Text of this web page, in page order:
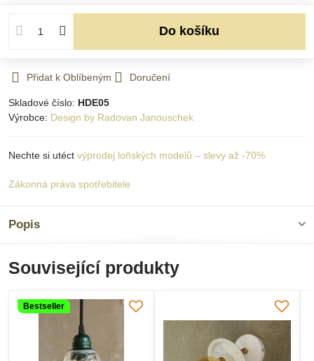
Do košíku
Přidat k Oblíbeným Doručení
Skladové číslo: HDE05
Výrobce: Design by Radovan Janouschek
Nechte si utéct výprodej loňských modelů – slevy až -70%
Zákonná práva spotřebitele
Popis
Související produkty
Bestseller